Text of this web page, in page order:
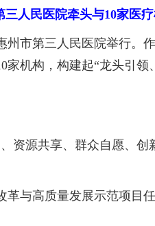
三人民医院牵头与10家医
第三人民医院举行。
机构，构建起“龙头引
源共享、群众自愿、创
高质量发展示范项目